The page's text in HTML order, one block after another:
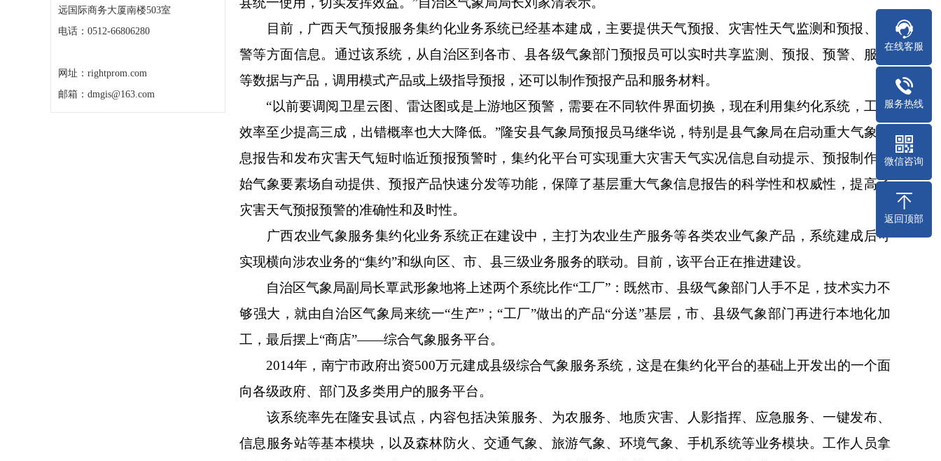
远国际商务大厦南楼503室
电话：0512-66806280
网址：rightprom.com
邮箱：dmgis@163.com
目前，广西天气预报服务集约化业务系统已经基本建成，主要提供天气预报、灾害性天气监测和预报、预
警等方面信息。通过该系统，从自治区到各市、县各级气象部门预报员可以实时共享监测、预报、预警、服务
等数据与产品，调用模式产品或上级指导预报，还可以制作预报产品和服务材料。
“以前要调阅卫星云图、雷达图或是上游地区预警，需要在不同软件界面切换，现在利用集约化系统，工作
效率至少提高三成，出错概率也大大降低。”隆安县气象局预报员马继华说，特别是县气象局在启动重大气象信
息报告和发布灾害天气短时临近预报预警时，集约化平台可实现重大灾害天气实况信息自动提示、预报制作初
始气象要素场自动提供、预报产品快速分发等功能，保障了基层重大气象信息报告的科学性和权威性，提高了
灾害天气预报预警的准确性和及时性。
广西农业气象服务集约化业务系统正在建设中，主打为农业生产服务等各类农业气象产品，系统建成后可
实现横向涉农业务的“集约”和纵向区、市、县三级业务服务的联动。目前，该平台正在推进建设。
自治区气象局副局长覃武形象地将上述两个系统比作“工厂”：既然市、县级气象部门人手不足，技术实力不
够强大，就由自治区气象局来统一“生产”；“工厂”做出的产品“分送”基层，市、县级气象部门再进行本地化加
工，最后摆上“商店”——综合气象服务平台。
2014年，南宁市政府出资500万元建成县级综合气象服务系统，这是在集约化平台的基础上开发出的一个面
向各级政府、部门及多类用户的服务平台。
该系统率先在隆安县试点，内容包括决策服务、为农服务、地质灾害、人影指挥、应急服务、一键发布、
信息服务站等基本模块，以及森林防火、交通气象、旅游气象、环境气象、手机系统等业务模块。工作人员拿
在线客服
服务热线
微信咨询
返回顶部